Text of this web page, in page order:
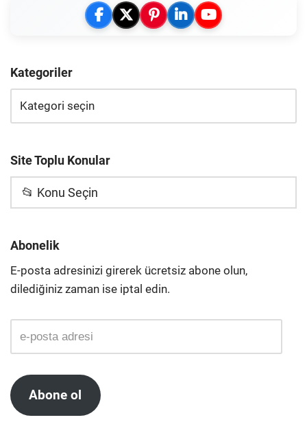
Kategoriler
Site Toplu Konular
📂 Konu Seçin
Abonelik
E-posta adresinizi girerek ücretsiz abone olun,
dilediğiniz zaman ise iptal edin.
Abone ol